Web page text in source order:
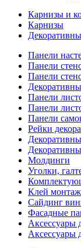
Карнизы и
Карнизы
Панели
Панели
Панели
Панели
Панели
Панели
Рейки
Молдинги
Уголки,
Клей
Сайдинг
Фасадные
Аксессуары
Аксессуары